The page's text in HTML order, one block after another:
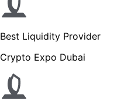
Best Liquidity Provider
Crypto Expo Dubai